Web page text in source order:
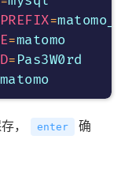
=
=
=
， enter
确